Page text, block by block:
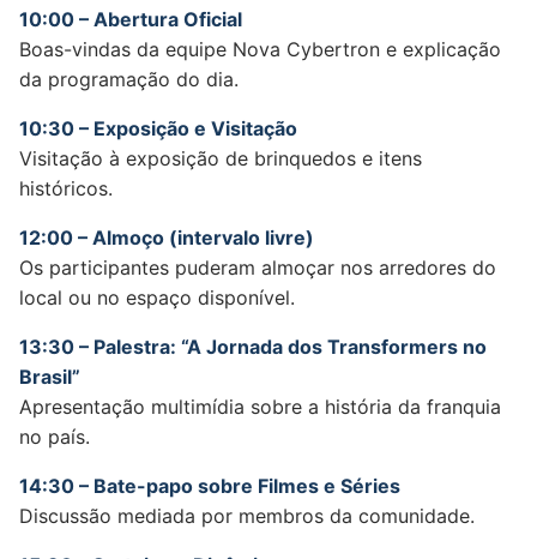
10:00 – Abertura Oficial
Boas-vindas da equipe Nova Cybertron e explicação
da programação do dia.
10:30 – Exposição e Visitação
Visitação à exposição de brinquedos e itens
históricos.
12:00 – Almoço (intervalo livre)
Os participantes puderam almoçar nos arredores do
local ou no espaço disponível.
13:30 – Palestra: “A Jornada dos Transformers no
Brasil”
Apresentação multimídia sobre a história da franquia
no país.
14:30 – Bate-papo sobre Filmes e Séries
Discussão mediada por membros da comunidade.